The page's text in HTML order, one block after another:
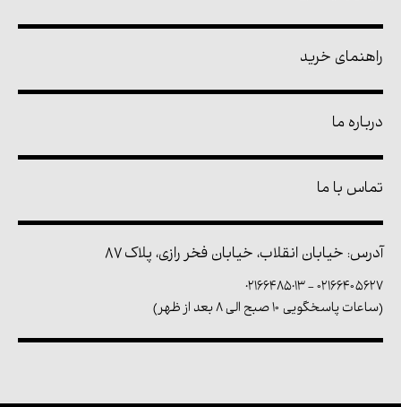
راهنمای خرید
درباره ما
تماس با ما
آدرس: خیابان انقلاب، خیابان فخر رازی، پلاک ۸۷
۰۲۱۶۶۴۰۵۶۲۷-
02166485013
(ساعات پاسخگویی ۱۰ صبح الی ۸ بعد از ظهر)